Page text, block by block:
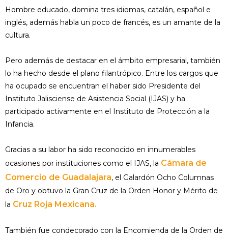
Hombre educado, domina tres idiomas, catalán, español e
inglés, además habla un poco de francés, es un amante de la
cultura.
Pero además de destacar en el ámbito empresarial, también
lo ha hecho desde el plano filantrópico. Entre los cargos que
ha ocupado se encuentran el haber sido Presidente del
Instituto Jalisciense de Asistencia Social (IJAS) y ha
participado activamente en el Instituto de Protección a la
Infancia.
Gracias a su labor ha sido reconocido en innumerables
ocasiones por instituciones como el IJAS, la Cámara de
Comercio de Guadalajara, el Galardón Ocho Columnas
de Oro y obtuvo la Gran Cruz de la Orden Honor y Mérito de
la Cruz Roja Mexicana.
También fue condecorado con la Encomienda de la Orden de